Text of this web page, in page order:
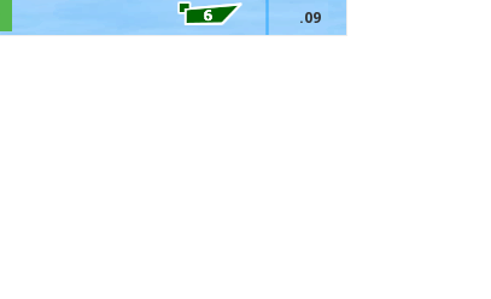
.09